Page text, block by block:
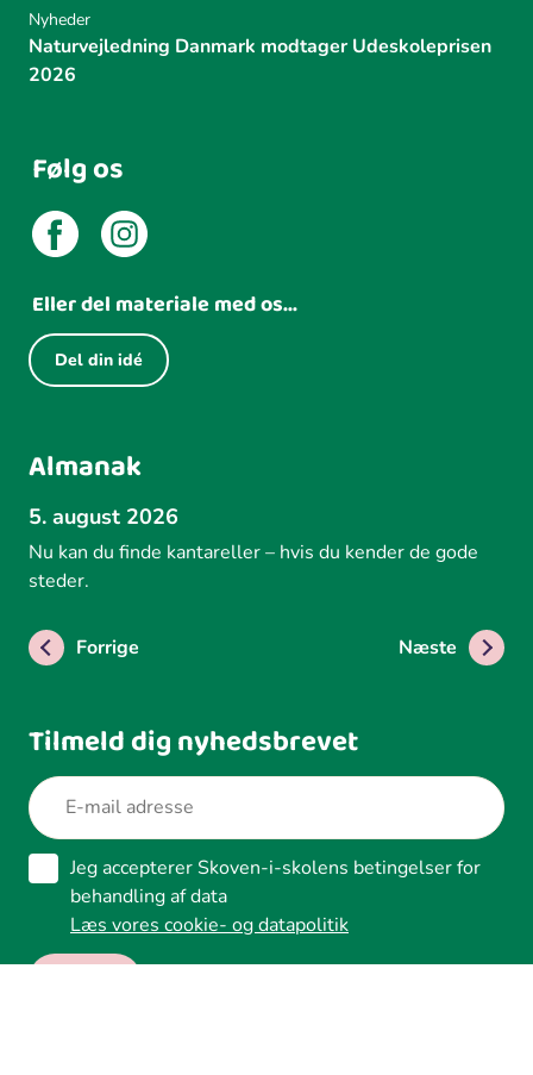
Nyheder
Naturvejledning Danmark modtager Udeskoleprisen
2026
Følg os
Eller del materiale med os...
Del din idé
Almanak
5. august 2026
Nu kan du finde kantareller – hvis du kender de gode
steder.
Forrige Næste
Tilmeld dig nyhedsbrevet
Jeg accepterer Skoven-i-skolens betingelser for
behandling af data
Læs vores cookie- og datapolitik